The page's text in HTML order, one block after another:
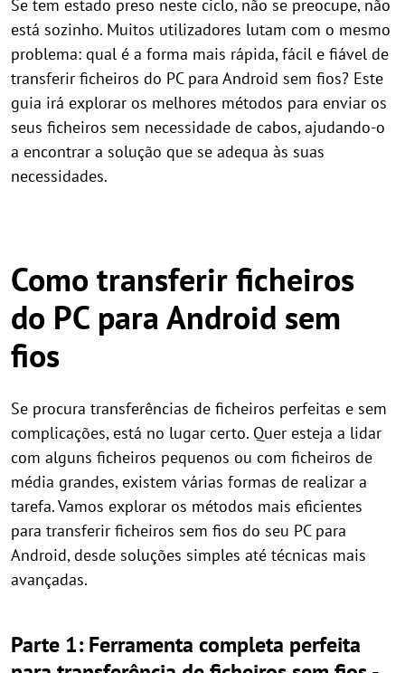
Se tem estado preso neste ciclo, não se preocupe, não
está sozinho. Muitos utilizadores lutam com o mesmo
problema: qual é a forma mais rápida, fácil e fiável de
transferir ficheiros do PC para Android sem fios? Este
guia irá explorar os melhores métodos para enviar os
seus ficheiros sem necessidade de cabos, ajudando-o
a encontrar a solução que se adequa às suas
necessidades.
Como transferir ficheiros
do PC para Android sem
fios
Se procura transferências de ficheiros perfeitas e sem
complicações, está no lugar certo. Quer esteja a lidar
com alguns ficheiros pequenos ou com ficheiros de
média grandes, existem várias formas de realizar a
tarefa. Vamos explorar os métodos mais eficientes
para transferir ficheiros sem fios do seu PC para
Android, desde soluções simples até técnicas mais
avançadas.
Parte 1: Ferramenta completa perfeita